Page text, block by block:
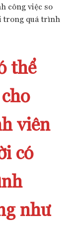
công việc so
trong quá trình
thể
viên
có
như